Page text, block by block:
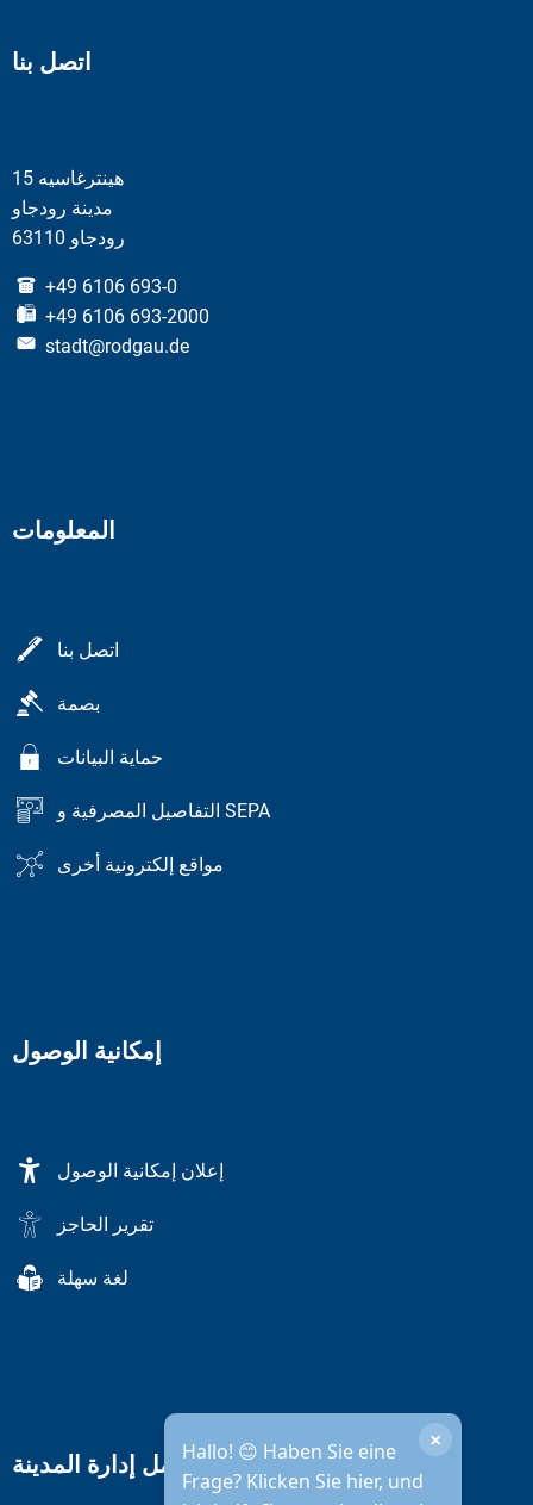
اتصل بنا
هينترغاسيه 15
مدينة رودجاو
63110 رودجاو
+49 6106 693-0
+49 6106 693-2000
stadt@rodgau.de
المعلومات
اتصل بنا
بصمة
حماية البيانات
التفاصيل المصرفية و SEPA
مواقع إلكترونية أخرى
إمكانية الوصول
إعلان إمكانية الوصول
تقرير الحاجز
لغة سهلة
Hallo! 😊 Haben Sie eine
Frage? Klicken Sie hier, und
×
ساعات عمل إدارة المدينة